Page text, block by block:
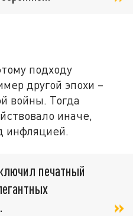
подходу
другой эпохи –
войны. Тогда
иначе,
инфляцией.
печатный